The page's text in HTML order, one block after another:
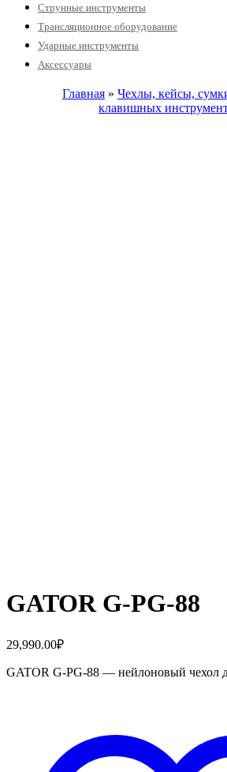
Струнные инструменты
Трансляционное оборудование
Ударные инструменты
Аксессуары
Главная » Чехлы, кейсы,
клавишных
GATOR G-PG-88
29,990.00₽
GATOR G-PG-88 — нейлоновый чехол